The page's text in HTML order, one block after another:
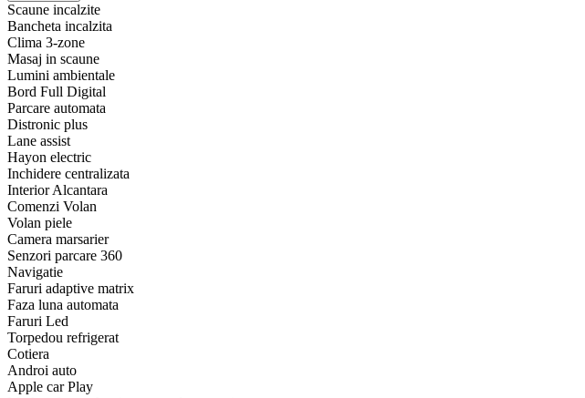
Scaune incalzite
Bancheta incalzita
Clima 3-zone
Masaj in scaune
Lumini ambientale
Bord Full Digital
Parcare automata
Distronic plus
Lane assist
Hayon electric
Inchidere centralizata
Interior Alcantara
Comenzi Volan
Volan piele
Camera marsarier
Senzori parcare 360
Navigatie
Faruri adaptive matrix
Faza luna automata
Faruri Led
Torpedou refrigerat
Cotiera
Androi auto
Apple car Play